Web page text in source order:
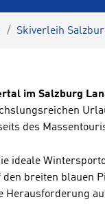
Skiverleih
im Salzburg
des
ideale
breiten blauen
Herausforderung